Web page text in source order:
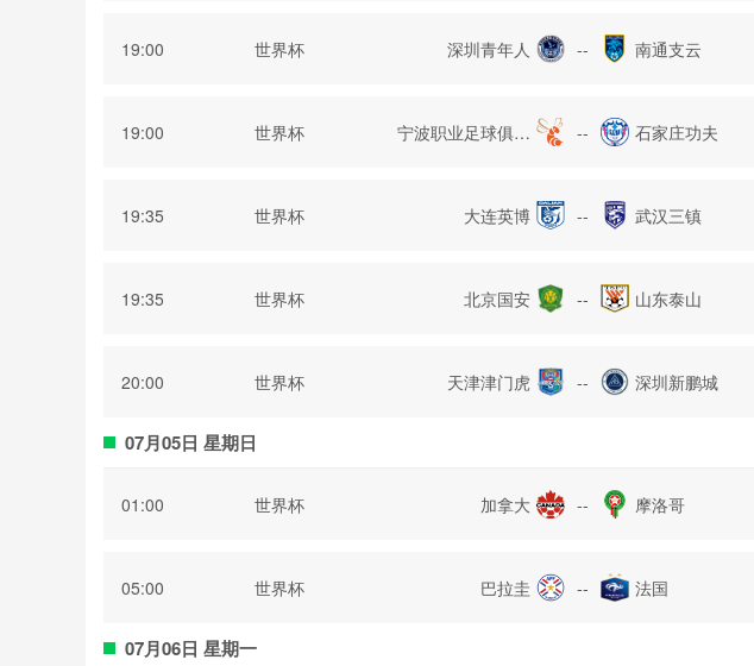
19:00 世界杯 深圳青年人 -- 南通支云
19:00 世界杯 宁波职业足球俱乐
部
-- 石家庄功夫
19:35 世界杯 大连英博 -- 武汉三镇
19:35 世界杯 北京国安 -- 山东泰山
20:00 世界杯 天津津门虎 -- 深圳新鹏城
07月05日 星期日
01:00 世界杯 加拿大 -- 摩洛哥
05:00 世界杯 巴拉圭 -- 法国
07月06日 星期一